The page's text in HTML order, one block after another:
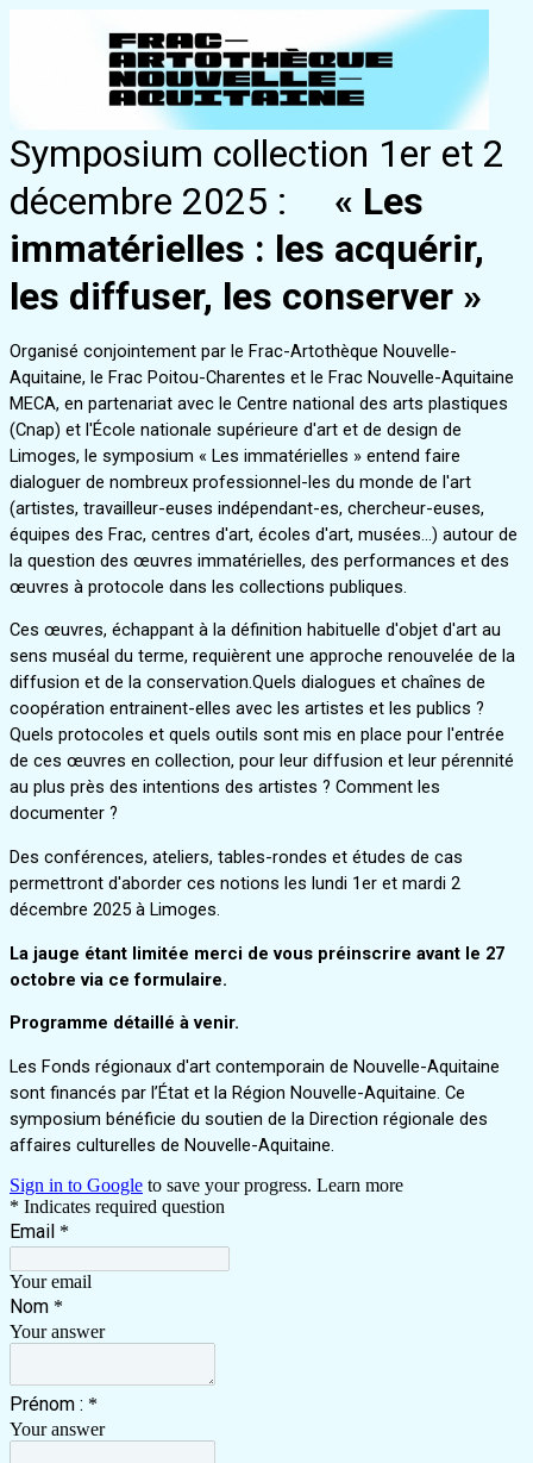
Symposium collection 1er et 2
décembre 2025 : « Les
immatérielles : les acquérir,
les diffuser, les conserver »
Organisé conjointement par le Frac-Artothèque Nouvelle-
Aquitaine, le Frac Poitou-Charentes et le Frac Nouvelle-Aquitaine
MECA, en partenariat avec le Centre national des arts plastiques
(Cnap) et l'École nationale supérieure d'art et de design de
Limoges, le symposium « Les immatérielles » entend faire
dialoguer de nombreux professionnel-les du monde de l'art
(artistes, travailleur-euses indépendant-es, chercheur-euses,
équipes des Frac, centres d'art, écoles d'art, musées...) autour de
la question des œuvres immatérielles, des performances et des
œuvres à protocole dans les collections publiques.
Ces œuvres, échappant à la définition habituelle d'objet d'art au
sens muséal du terme, requièrent une approche renouvelée de la
diffusion et de la conservation.Quels dialogues et chaînes de
coopération entrainent-elles avec les artistes et les publics ?
Quels protocoles et quels outils sont mis en place pour l'entrée
de ces œuvres en collection, pour leur diffusion et leur pérennité
au plus près des intentions des artistes ? Comment les
documenter ?
Des conférences, ateliers, tables-rondes et études de cas
permettront d'aborder ces notions les lundi 1er et mardi 2
décembre 2025 à Limoges.
La jauge étant limitée merci de vous préinscrire avant le 27
octobre via ce formulaire.
Programme détaillé à venir.
Les Fonds régionaux d'art contemporain de Nouvelle-Aquitaine
sont financés par l’État et la Région Nouvelle-Aquitaine. Ce
symposium bénéficie du soutien de la Direction régionale des
affaires culturelles de Nouvelle-Aquitaine.
Sign in to Google to save your progress. Learn more
* Indicates required question
Email *
Your email
Nom *
Your answer
Prénom : *
Your answer